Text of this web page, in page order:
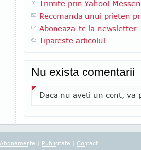
Trimite prin Yahoo!
Recomanda unui prieten
Aboneaza-te la newsletter
Tipareste articolul
Nu exista comentarii
Daca nu aveti un cont, va
Abonamente | Publicitate | Contact